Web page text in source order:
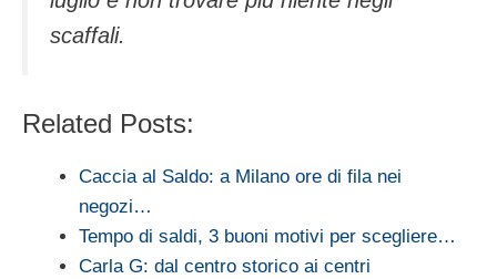
scaffali.
Related Posts:
Caccia al Saldo: a Milano ore di fila nei
negozi…
Tempo di saldi, 3 buoni motivi per scegliere…
Carla G: dal centro storico ai centri